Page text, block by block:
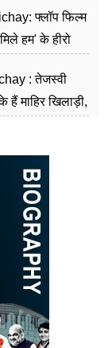
फ्लॉप फिल्म
हम' के हीरो
: तेजस्वी
हैं माहिर खिलाड़ी,